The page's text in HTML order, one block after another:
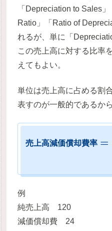
「Depreciation to Sales
Ratio」「Ratio of
れるが、単に「
この売上高に対する比率
えてもよい。
単位は売上高に占める割
表すのが一般的であるか
売 上高減価償却費率 =
例
純売上高 120
減価償却費 24